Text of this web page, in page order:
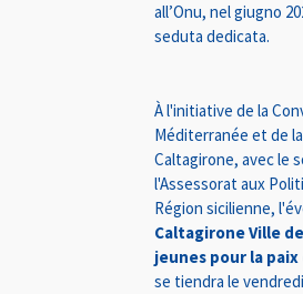
all’Onu, nel giugno
seduta dedicata.
À l'initiative de la
Méditerranée et de
Caltagirone, avec le
l'Assessorat aux
Région sicilienne,
Caltagirone Ville
jeunes pour la
se tiendra le